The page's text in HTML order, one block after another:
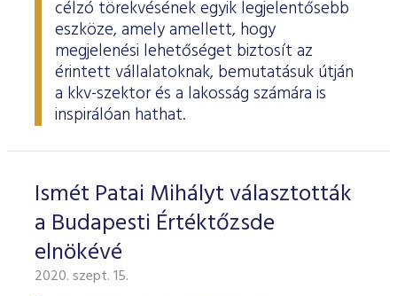
célzó törekvésének egyik legjelentősebb
eszköze, amely amellett, hogy
megjelenési lehetőséget biztosít az
érintett vállalatoknak, bemutatásuk útján
a kkv-szektor és a lakosság számára is
inspirálóan hathat.
Ismét Patai Mihályt választották
a Budapesti Értéktőzsde
elnökévé
2020. szept. 15.